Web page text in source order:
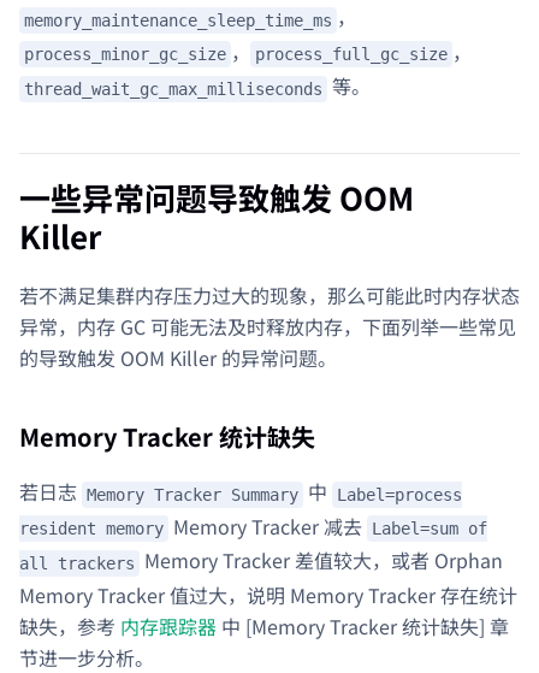
memory_maintenance_sleep_time_ms ，
process_minor_gc_size ， process_full_gc_size ，
thread_wait_gc_max_milliseconds 等。
一些异常问题导致触发 OOM
Killer
若不满足集群内存压力过大的现象，那么可能此时内存状态
异常，内存 GC 可能无法及时释放内存，下面列举一些常见
的导致触发 OOM Killer 的异常问题。
Memory Tracker 统计缺失
若日志 Memory Tracker Summary 中
Label=process
resident memory Memory Tracker 减去 Label=sum of
all trackers
Memory Tracker 差值较大，或者 Orphan
Memory Tracker 值过大，说明 Memory Tracker 存在统计
缺失，参考 内存跟踪器 中 [Memory Tracker 统计缺失] 章
节进一步分析。